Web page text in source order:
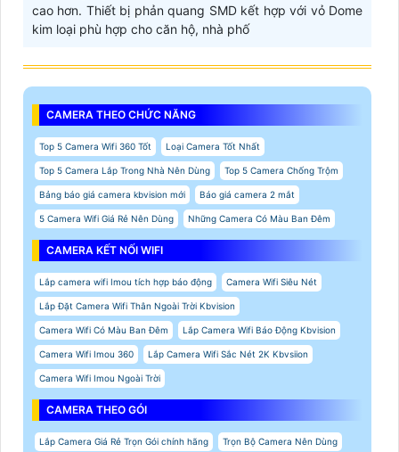
cao hơn. Thiết bị phản quang SMD kết hợp với vỏ Dome
kim loại phù hợp cho căn hộ, nhà phố
CAMERA THEO CHỨC NĂNG
Top 5 Camera Wifi 360 Tốt Loại Camera Tốt Nhất
Top 5 Camera Lắp Trong Nhà Nên Dùng Top 5 Camera Chống Trộm
Bảng báo giá camera kbvision mới Báo giá camera 2 mắt
5 Camera Wifi Giá Rẻ Nên Dùng Những Camera Có Màu Ban Đêm
CAMERA KẾT NỐI WIFI
Lắp camera wifi Imou tích hợp báo động Camera Wifi Siêu Nét
Lắp Đặt Camera Wifi Thân Ngoài Trời Kbvision
Camera Wifi Có Màu Ban Đêm Lắp Camera Wifi Báo Động Kbvision
Camera Wifi Imou 360 Lắp Camera Wifi Sắc Nét 2K Kbvsiion
Camera Wifi Imou Ngoài Trời
CAMERA THEO GÓI
Lắp Camera Giá Rẻ Trọn Gói chính hãng Trọn Bộ Camera Nên Dùng